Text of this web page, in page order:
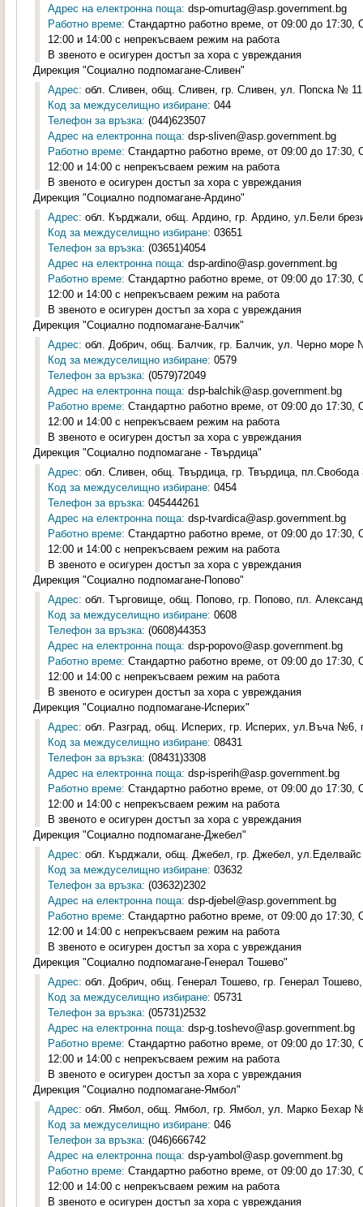
Адрес на електронна поща: dsp-omurtag@asp.government.bg
Работно време: Стандартно работно време, от 09:00 до
12:00 и 14:00 с непрекъсваем режим на работа
В звеното е осигурен достъп за хора с увреждания
Дирекция "Социално подпомагане-Сливен"
Адрес: обл. Сливен, общ. Сливен, гр. Сливен, ул. Попска №
Код за междуселищно избиране: 044
Телефон за връзка: (044)623507
Адрес на електронна поща: dsp-sliven@asp.government.bg
Работно време: Стандартно работно време, от 09:00 до
12:00 и 14:00 с непрекъсваем режим на работа
В звеното е осигурен достъп за хора с увреждания
Дирекция "Социално подпомагане-Ардино"
Адрес: обл. Кърджали, общ. Ардино, гр. Ардино, ул.Бели
Код за междуселищно избиране: 03651
Телефон за връзка: (03651)4054
Адрес на електронна поща: dsp-ardino@asp.government.bg
Работно време: Стандартно работно време, от 09:00 до
12:00 и 14:00 с непрекъсваем режим на работа
В звеното е осигурен достъп за хора с увреждания
Дирекция "Социално подпомагане-Балчик"
Адрес: обл. Добрич, общ. Балчик, гр. Балчик, ул. Черно море
Код за междуселищно избиране: 0579
Телефон за връзка: (0579)72049
Адрес на електронна поща: dsp-balchik@asp.government.bg
Работно време: Стандартно работно време, от 09:00 до
12:00 и 14:00 с непрекъсваем режим на работа
В звеното е осигурен достъп за хора с увреждания
Дирекция "Социално подпомагане - Твърдица"
Адрес: обл. Сливен, общ. Твърдица, гр. Твърдица, пл.Свобода
Код за междуселищно избиране: 0454
Телефон за връзка: 045444261
Адрес на електронна поща: dsp-tvardica@asp.government.bg
Работно време: Стандартно работно време, от 09:00 до
12:00 и 14:00 с непрекъсваем режим на работа
В звеното е осигурен достъп за хора с увреждания
Дирекция "Социално подпомагане-Попово"
Адрес: обл. Търговище, общ. Попово, гр. Попово, пл.
Код за междуселищно избиране: 0608
Телефон за връзка: (0608)44353
Адрес на електронна поща: dsp-popovo@asp.government.bg
Работно време: Стандартно работно време, от 09:00 до
12:00 и 14:00 с непрекъсваем режим на работа
В звеното е осигурен достъп за хора с увреждания
Дирекция "Социално подпомагане-Исперих"
Адрес: обл. Разград, общ. Исперих, гр. Исперих, ул.Въча №6,
Код за междуселищно избиране: 08431
Телефон за връзка: (08431)3308
Адрес на електронна поща: dsp-isperih@asp.government.bg
Работно време: Стандартно работно време, от 09:00 до
12:00 и 14:00 с непрекъсваем режим на работа
В звеното е осигурен достъп за хора с увреждания
Дирекция "Социално подпомагане-Джебел"
Адрес: обл. Кърджали, общ. Джебел, гр. Джебел,
Код за междуселищно избиране: 03632
Телефон за връзка: (03632)2302
Адрес на електронна поща: dsp-djebel@asp.government.bg
Работно време: Стандартно работно време, от 09:00 до
12:00 и 14:00 с непрекъсваем режим на работа
В звеното е осигурен достъп за хора с увреждания
Дирекция "Социално подпомагане-Генерал Тошево"
Адрес: обл. Добрич, общ. Генерал Тошево, гр. Генерал
Код за междуселищно избиране: 05731
Телефон за връзка: (05731)2532
Адрес на електронна поща: dsp-g.toshevo@asp.government.bg
Работно време: Стандартно работно време, от 09:00 до
12:00 и 14:00 с непрекъсваем режим на работа
В звеното е осигурен достъп за хора с увреждания
Дирекция "Социално подпомагане-Ямбол"
Адрес: обл. Ямбол, общ. Ямбол, гр. Ямбол, ул. Марко Бехар
Код за междуселищно избиране: 046
Телефон за връзка: (046)666742
Адрес на електронна поща: dsp-yambol@asp.government.bg
Работно време: Стандартно работно време, от 09:00 до
12:00 и 14:00 с непрекъсваем режим на работа
В звеното е осигурен достъп за хора с увреждания